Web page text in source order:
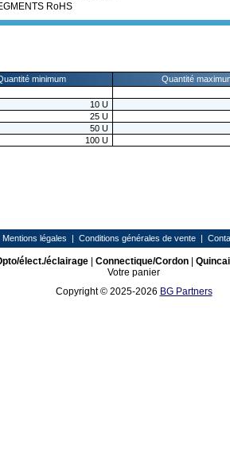
RoHS
minimum Quantité
10 U
25 U
50 U
100 U
Mentions légales | Conditions générales de vente |
élect./éclairage| Connectique/Cordon|
Votre panier
Copyright © 2025-2026 BG Partners